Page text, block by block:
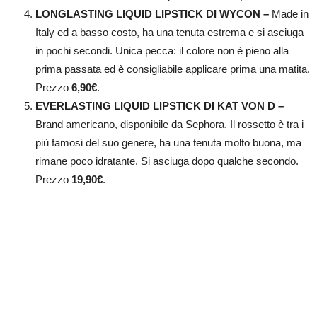
LONGLASTING LIQUID LIPSTICK DI WYCON – Made in
Italy ed a basso costo, ha una tenuta estrema e si asciuga
in pochi secondi. Unica pecca: il colore non è pieno alla
prima passata ed è consigliabile applicare prima una matita.
Prezzo 6,90€.
EVERLASTING LIQUID LIPSTICK DI KAT VON D –
Brand americano, disponibile da Sephora. Il rossetto è tra i
più famosi del suo genere, ha una tenuta molto buona, ma
rimane poco idratante. Si asciuga dopo qualche secondo.
Prezzo 19,90€.